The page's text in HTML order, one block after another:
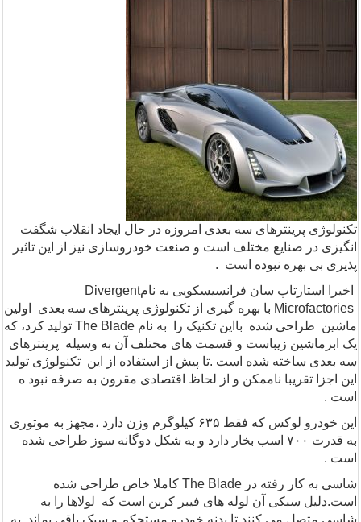
تکنولوژی پرینترهای سه بعدی امروزه در حال ایجاد انقلاب شگفت
انگیزی در صنایع مختلف است و صنعت خودروسازی نیز از این تاثیر
پذیری بی بهره نبوده است .
اخیرا استارتاپ سان فرانسیسکویی به نامDivergent
Microfactories با بهره گیری از تکنولوژی پرینترهای سه بعدی اولین
ماشین طراحی شده بااین تکنیک را به نام The Blade تولید کرد، که
یک ابرماشین زیباست و قسمت های مختلف آن به وسیله پرینترهای
سه بعدی ساخته شده است .تا پیش از استفاده از این تکنولوژی تولید
این اجزا تقریبا ناممکن و از لحاظ اقتصادی مقرون به صرفه نبود ه
است .
این خودرو لوکس که فقط ۶۳۵ کیلوگرم وزن دارد ،مجهز به موتوری
به قدرت ۷۰۰ اسب بخار دارد و به شکل دوگانه سوز طراحی شده
است .
شاسی به کار رفته در The Blade کاملا خاص طراحی شده
است.دلیل سبکی آن لوله های فیبر کربن است که لولاها را به
شاسی متصل می کنند تا بدنه خودرو مستحکم و سبک باقی بماند. به